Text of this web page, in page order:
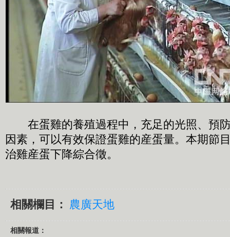
在蛋雞的養殖過程中，充足的光照、預
因素，可以有效保證蛋雞的産蛋量。本期節
治雞産蛋下降綜合徵。
相關欄目： 農廣天地
相關報道：